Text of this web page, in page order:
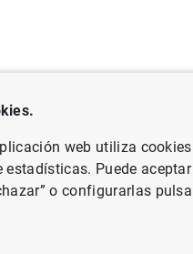
de actuación
del Banco Central Europeo
web utiliza
estadísticas. Puede
o configurarlas